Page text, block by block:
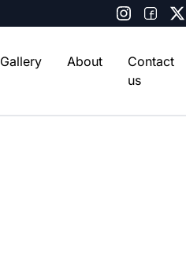
Gallery About
Contact
us